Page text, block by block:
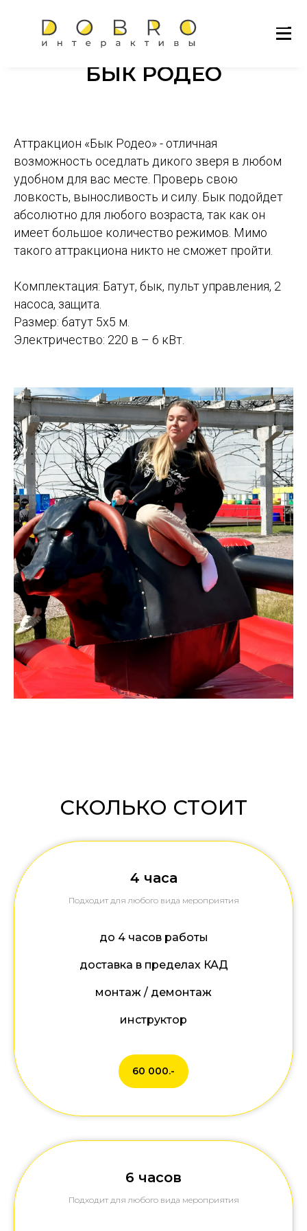
БЫК РОДЕО
Аттракцион «Бык Родео» - отличная
возможность оседлать дикого зверя в любом
удобном для вас месте. Проверь свою
ловкость, выносливость и силу. Бык подойдет
абсолютно для любого возраста, так как он
имеет большое количество режимов. Мимо
такого аттракциона никто не сможет пройти.
Комплектация: Батут, бык, пульт управления, 2
насоса, защита.
Размер: батут 5х5 м.
Электричество: 220 в – 6 кВт.
СКОЛЬКО СТОИТ
4 часа
Подходит для любого вида мероприятия
до 4 часов работы
доставка в пределах КАД
монтаж / демонтаж
инструктор
60 000.-
6 часов
Подходит для любого вида мероприятия